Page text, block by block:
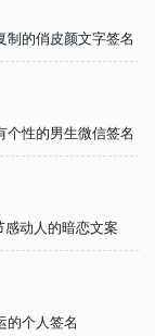
制的俏皮颜文字签名
个性的男生微信签名
动人的暗恋文案
的个人签名